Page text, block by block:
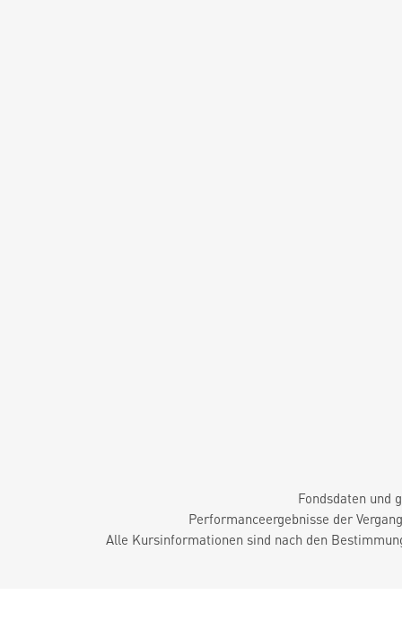
Fondsdaten und
Performanceergebnisse der
Alle Kursinformationen sind nach den